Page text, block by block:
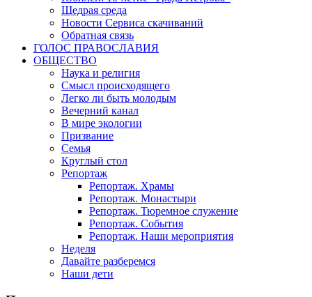
Щедрая среда
Новости Сервиса скачиваний
Обратная связь
ГОЛОС ПРАВОСЛАВИЯ
ОБЩЕСТВО
Наука и религия
Смысл происходящего
Легко ли быть молодым
Вечерний канал
В мире экологии
Призвание
Семья
Круглый стол
Репортаж
Репортаж. Храмы
Репортаж. Монастыри
Репортаж. Тюремное служение
Репортаж. События
Репортаж. Наши мероприятия
Неделя
Давайте разберемся
Наши дети